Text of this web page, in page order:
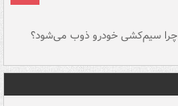
چرا سیم‌کشی خودرو ذوب می‌شود؟